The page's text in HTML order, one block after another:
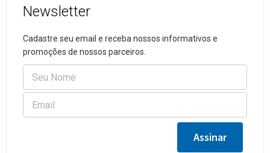
Newsletter
Cadastre seu email e receba nossos informativos e
promoções de nossos parceiros.